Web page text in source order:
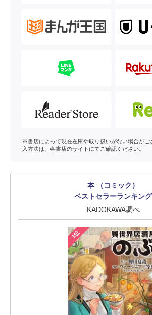
※書店によって現在在庫や取り扱いがない場合がご
入方法は、各書店のサイトにてご確認ください。
本 （コミック）
ベストセラーランキング
KADOKAWA調べ
1位